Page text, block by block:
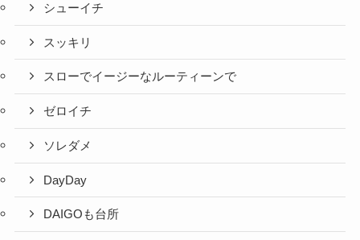
シューイチ
スッキリ
スローでイージーなルーティーンで
ゼロイチ
ソレダメ
DayDay
DAIGOも台所